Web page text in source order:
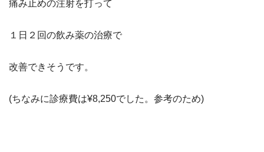
痛み止めの注射を打って
１日２回の飲み薬の治療で
改善できそうです。
(ちなみに診療費は¥8,250でした。参考のため)